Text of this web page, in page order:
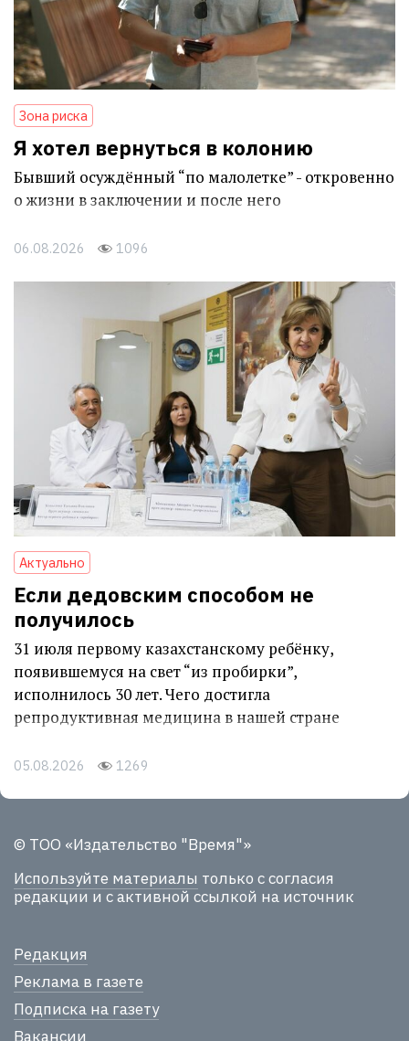
Зона риска
Я хотел вернуться в колонию
Бывший осуждённый “по малолетке” - откровенно
о жизни в заключении и после него
06.08.2026 1096
Актуально
Если дедовским способом не
получилось
31 июля первому казахстанскому ребёнку,
появившемуся на свет “из пробирки”,
исполнилось 30 лет. Чего достигла
репродуктивная медицина в нашей стране
05.08.2026 1269
© ТОО «Издательство "Время"»
Используйте материалы только с согласия
редакции и с активной ссылкой на источник
Редакция
Реклама в газете
Подписка на газету
Вакансии